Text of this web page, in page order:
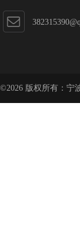
©2026 版权所有：宁